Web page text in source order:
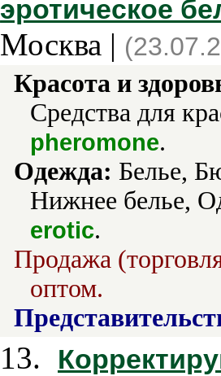
эротическое
Москва |
Красота и
Средства для
pheromone.
Одежда: Белье,
Нижнее белье,
erotic.
Продажа
оптом.
13.